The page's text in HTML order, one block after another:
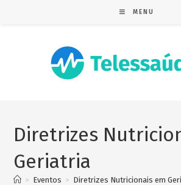
MENU
Diretrizes
Geriatria
> Eventos > Diretrizes Nutricionais em